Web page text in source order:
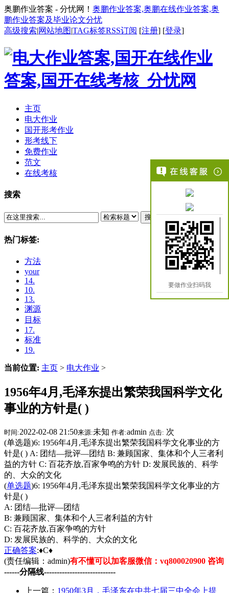
奥鹏作业答案 - 分忧网！ 奥鹏作业答案,奥鹏在线作业答案,奥
鹏作业答案及毕业论文分忧
高级搜索|网站地图|TAG标签RSS订阅 [注册] [登录]
主页
电大作业
国开形考作业
形考线下
免费作业
范文
在线考核
搜索
搜索
热门标签:
方法
your
14.
10.
13.
渊源
目标
17.
标准
19.
当前位置: 主页 > 电大作业 >
1956年4月,毛泽东提出繁荣我国科学文化
事业的方针是( )
时间:2022-02-08 21:50来源:未知 作者:admin 点击: 次
(单选题)6: 1956年4月,毛泽东提出繁荣我国科学文化事业的方
针是( ) A: 团结—批评—团结 B: 兼顾国家、集体和个人三者利
益的方针 C: 百花齐放,百家争鸣的方针 D: 发展民族的、科学
的、大众的文化
(单选题)6: 1956年4月,毛泽东提出繁荣我国科学文化事业的方
针是( )
A: 团结—批评—团结
B: 兼顾国家、集体和个人三者利益的方针
C: 百花齐放,百家争鸣的方针
D: 发展民族的、科学的、大众的文化
正确答案:♦C♦
(责任编辑：admin)有不懂可以加客服微信：vq800020900 咨询
------分隔线----------------------------
上一篇： 1950年3月，毛泽东在中共七届三中全会上提
要做作业扫码我